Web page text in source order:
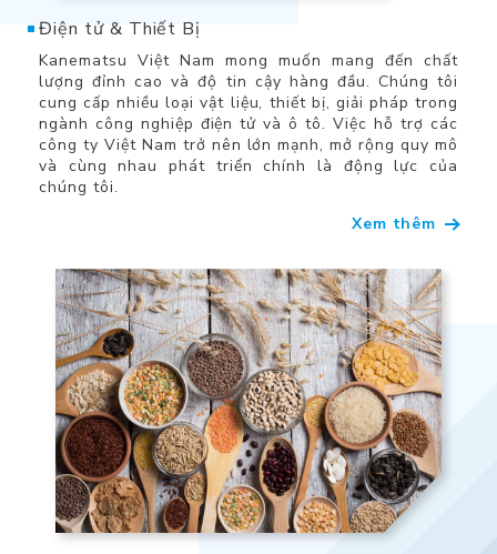
Điện tử & Thiết Bị
Kanematsu Việt Nam mong muốn mang đến chất
lượng đỉnh cao và độ tin cậy hàng đầu. Chúng tôi
cung cấp nhiều loại vật liệu, thiết bị, giải pháp trong
ngành công nghiệp điện tử và ô tô. Việc hỗ trợ các
công ty Việt Nam trở nên lớn mạnh, mở rộng quy mô
và cùng nhau phát triển chính là động lực của
chúng tôi.
Xem thêm